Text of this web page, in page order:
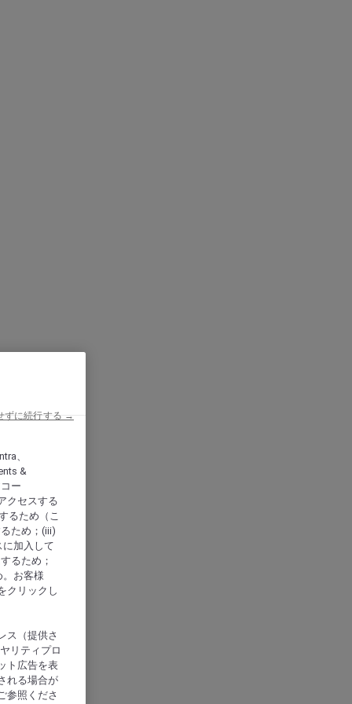
、
&
ー
クセスする
るため（こ
ため；(iii)
加入して
るため；
お客様
クリックし
ス（提供さ
リティプロ
ト広告を表
れる場合が
参照くださ
ずに続行する →